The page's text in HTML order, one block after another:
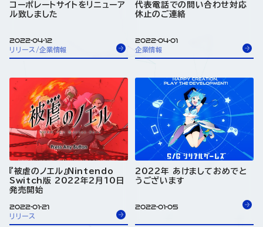
コーポレートサイトをリニューア
ル致しました
2022-04-12
リリース/企業情報
代表電話での問い合わせ対応
休止のご連絡
2022-04-01
企業情報
『被虐のノエル』Nintendo
Switch版 2022年2月10日
発売開始
2022-01-21
リリース
2022年 あけましておめでと
うございます
2022-01-05